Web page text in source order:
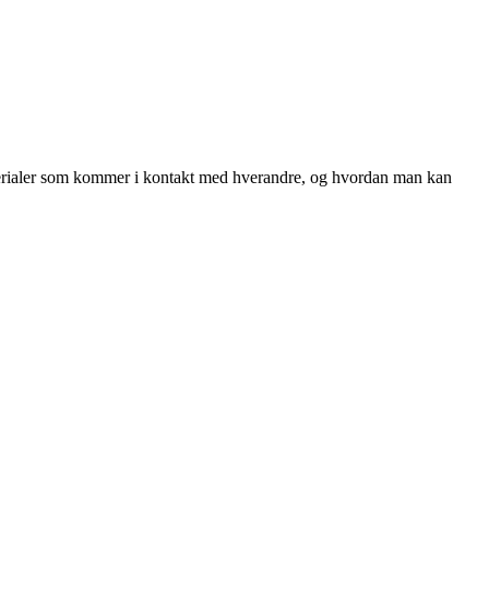
som kommer i kontakt med hverandre, og hvordan man kan